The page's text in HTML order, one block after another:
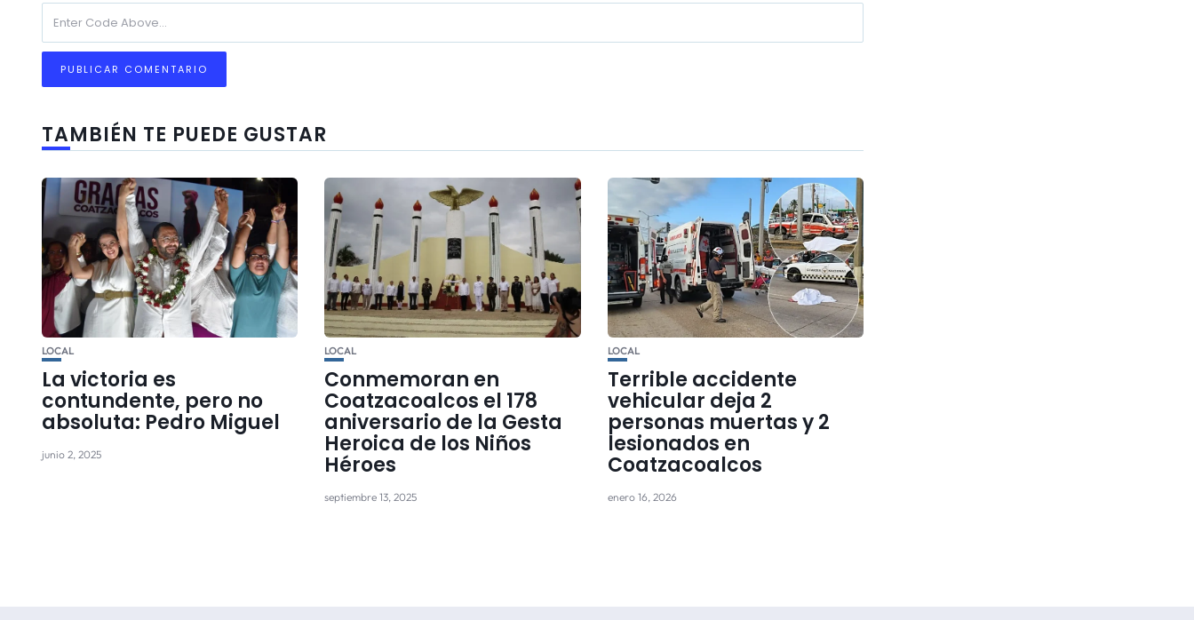
TAMBIÉN TE PUEDE GUSTAR
LOCAL
La victoria es
contundente, pero no
absoluta: Pedro Miguel
junio 2, 2025
LOCAL
Conmemoran en
Coatzacoalcos el 178
aniversario de la Gesta
Heroica de los Niños
Héroes
septiembre 13, 2025
LOCAL
Terrible accidente
vehicular deja 2
personas muertas y 2
lesionados en
Coatzacoalcos
enero 16, 2026